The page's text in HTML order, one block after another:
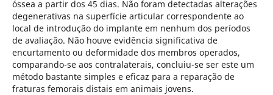
óssea a partir dos 45 dias. Não foram detectadas alterações
degenerativas na superfície articular correspondente ao
local de introdução do implante em nenhum dos períodos
de avaliação. Não houve evidência significativa de
encurtamento ou deformidade dos membros operados,
comparando-se aos contralaterais, concluiu-se ser este um
método bastante simples e eficaz para a reparação de
fraturas femorais distais em animais jovens.